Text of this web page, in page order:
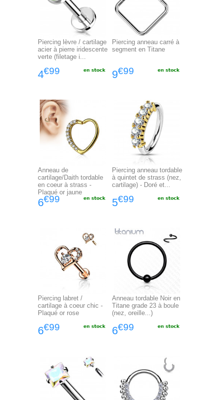
Piercing lèvre / cartilage
acier à pierre iridescente
verte (filetage i...
4€99
Piercing anneau carré à
segment en Titane
9€99
Anneau de
cartilage/Daith tordable
en coeur à strass -
Plaqué or jaune
6€99
Piercing anneau tordable
à quintet de strass (nez,
cartilage) - Doré et...
5€99
Piercing labret /
cartilage à coeur chic -
Plaqué or rose
6€99
Anneau tordable Noir en
Titane grade 23 à boule
(nez, oreille...)
6€99